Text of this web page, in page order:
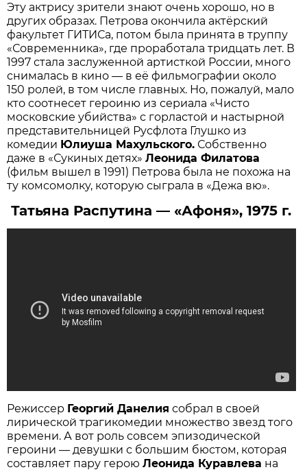
Эту актрису зрители знают очень хорошо, но в
других образах. Петрова окончила актёрский
факультет ГИТИСа, потом была принята в труппу
«Современника», где проработала тридцать лет. В
1997 стала заслуженной артисткой России, много
снималась в кино — в её фильмографии около
150 ролей, в том числе главных. Но, пожалуй, мало
кто соотнесет героиню из сериала «Чисто
московские убийства» с горластой и настырной
представительницей Русфлота Глушко из
комедии Юлиуша Махульского. Собственно
даже в «Сукиных детях»Леонида Филатова
(фильм вышел в 1991) Петрова была не похожа на
ту комсомолку, которую сыграла в «Дежа вю».
Татьяна Распутина — «Афоня», 1975 г.
Режиссер Георгий Данелия собрал в своей
лирической трагикомедии множество звезд того
времени. А вот роль совсем эпизодической
героини — девушки с большим бюстом, которая
составляет пару героюЛеонида Куравлева на